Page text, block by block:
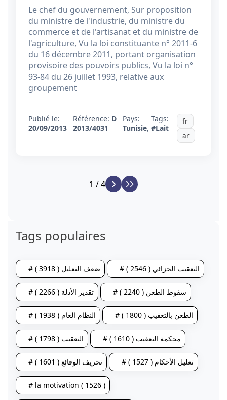
Le chef du gouvernement, Sur proposition
du ministre de l'industrie, du ministre du
commerce et de l'artisanat et du ministre de
l'agriculture, Vu la loi constituante n° 2011-6
du 16 décembre 2011, portant organisation
provisoire des pouvoirs publics, Vu la loi n°
93-84 du 26 juillet 1993, relative aux
groupement
Publié le:
20/09/2013
Référence: D
2013/4031
Pays:
Tunisie,
Tags:
#Lait
fr
ar
1 / 4
Tags populaires
# ضعف التعليل ( 3918 ) # التعقيب الجزائي ( 2546 )
# تقدير الأدلة ( 2266 ) # سقوط الطعن ( 2240 )
# النظام العام ( 1938 ) # الطعن بالتعقيب ( 1800 )
# التعقيب ( 1798 ) # محكمة التعقيب ( 1610 )
# تحريف الوقائع ( 1601 ) # تعليل الأحكام ( 1527 )
# la motivation ( 1526 )